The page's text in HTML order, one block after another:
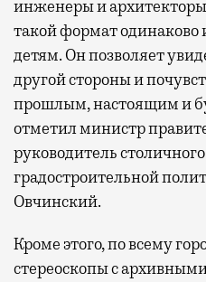
инженеры и
такой формат одинаково
детям. Он позволяет
другой стороны и
прошлым, настоящим и
отметил министр
руководитель
градостроительной
Овчинский.
Кроме этого, по всему
стереоскопы с